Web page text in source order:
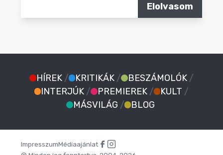
Elolvasom
HÍREK / KRITIKÁK / BESZÁMOLÓK /
INTERJÚK / PREMIEREK / KULT /
MÁSVILÁG / BLOG
ImpresszumMédiaajánlat